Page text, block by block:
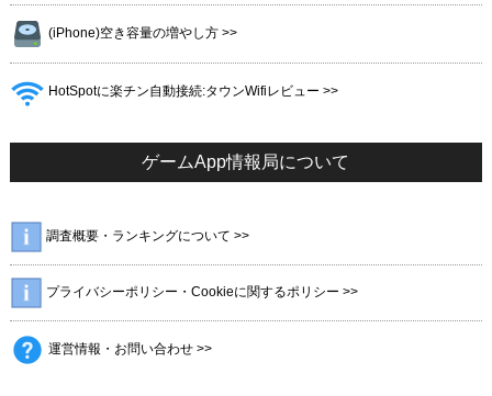
(iPhone)空き容量の増やし方 >>
HotSpotに楽チン自動接続:タウンWifiレビュー >>
ゲームApp情報局について
調査概要・ランキングについて >>
プライバシーポリシー・Cookieに関するポリシー >>
運営情報・お問い合わせ >>